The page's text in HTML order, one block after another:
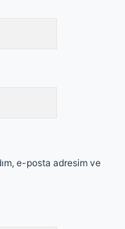
e-posta adresim ve